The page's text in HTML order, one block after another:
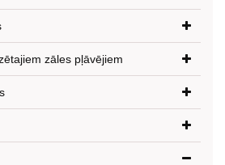
zāles pļāvējiem